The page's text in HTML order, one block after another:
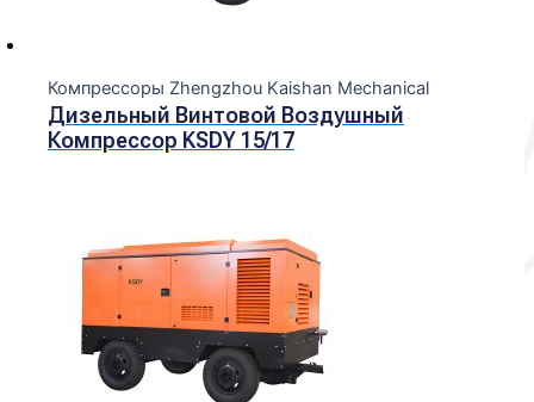
Компрессоры Zhengzhou Kaishan Mechanical
Дизельный Винтовой Воздушный
Компрессор KSDY 15/17